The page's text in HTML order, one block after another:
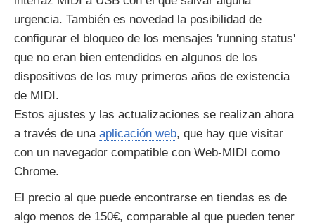
urgencia. También es novedad la posibilidad de
configurar el bloqueo de los mensajes 'running status'
que no eran bien entendidos en algunos de los
dispositivos de los muy primeros años de existencia
de MIDI.
Estos ajustes y las actualizaciones se realizan ahora
a través de una aplicación web, que hay que visitar
con un navegador compatible con Web-MIDI como
Chrome.
El precio al que puede encontrarse en tiendas es de
algo menos de 150€, comparable al que pueden tener